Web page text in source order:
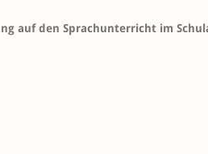
auf den Sprachunterricht im